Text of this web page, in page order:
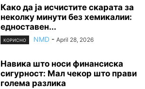
Како да ја исчистите скарата за
неколку минути без хемикалии:
едноставен...
КОРИСНО NMD - April 28, 2026
Навика што носи финансиска
сигурност: Мал чекор што прави
голема разлика